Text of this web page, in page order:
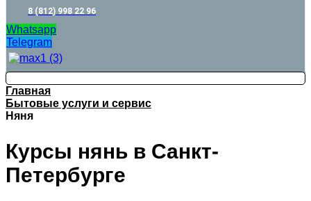
8 (812) 998 22 96
Whatsapp
Telegram
Главная
Бытовые услуги и сервис
Няня
Курсы нянь в Санкт-
Петербурге